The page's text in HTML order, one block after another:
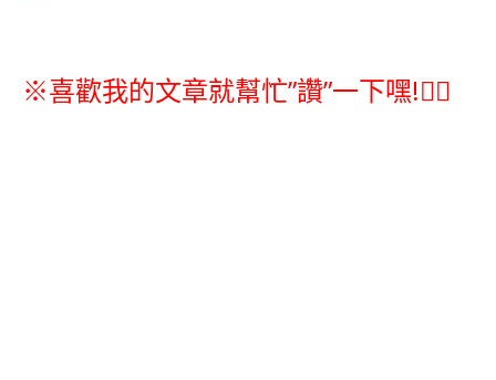
※喜歡我的文章就幫忙”讚”一下嘿!👇🏽